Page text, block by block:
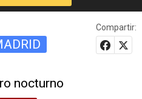
Compartir:
nocturno